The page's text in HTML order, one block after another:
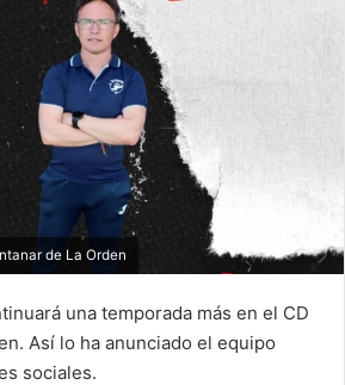
de La Orden
una temporada más en el CD
Así lo ha anunciado el equipo
sociales.